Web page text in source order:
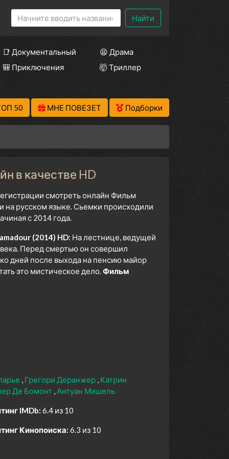
Найти
📑 Документальный
😫 Драма
🎒 Приключения
🤯 Триллер
50 МНЕ ПОВЕЗЕТ Подборки
в качестве HD
смотреть онлайн Фильм
на русском языке. Сьемки происходили
с 2014 года.
(2014) HD: На лестнице, ведущей
Перед смертью он совершил
дней после выхода на пенсию майор
это мистическое дело.Фильм
Грегори Деранжер Катрин
Де Бомонт Антуан Мишель
IMDb: 6.4 из 10
Кинопоиска: 6.3 из 10